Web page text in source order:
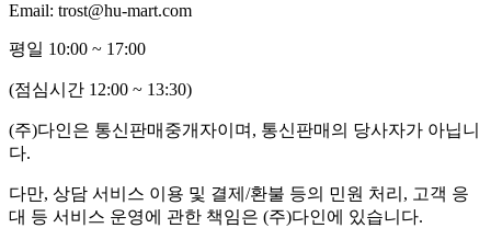
Email: trost@hu-mart.com
평일 10:00 ~ 17:00
(점심시간 12:00 ~ 13:30)
(주)다인은 통신판매중개자이며, 통신판매의 당사자가 아닙니
다.
다만, 상담 서비스 이용 및 결제/환불 등의 민원 처리, 고객 응
대 등 서비스 운영에 관한 책임은 (주)다인에 있습니다.